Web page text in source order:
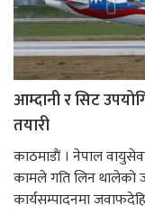
आम्दानी र सिट
तयारी
काठमाडाैं । नेपाल
कामले गति लिन थालेको
कार्यसम्पादनमा